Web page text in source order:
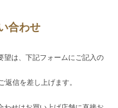
合わせ
望は、下記フォームにご記入の
返信を差し上げます。